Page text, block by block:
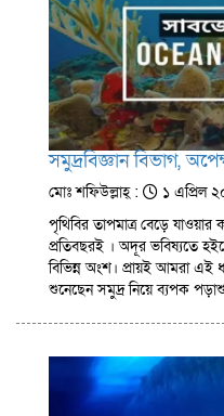
সমুদ্রবিজ্ঞান বিভাগ,
মোঃ শফিউল্লাহ্ :
১ এপ্রিল
পৃথিবির তাপমাত্র বেড়ে যাওয়ার
প্রতিবছরই । অদূর ভবিষ্যতে
বিভিন্ন অংশ। প্রায়ই আমরা
শুনেছেন সমুদ্র নিয়ে ব্যপক